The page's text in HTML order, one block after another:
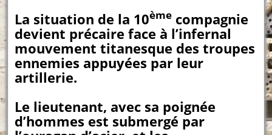
La situation de la 10ème compagnie
devient précaire face à l’infernal
mouvement titanesque des troupes
ennemies appuyées par leur
artillerie.
Le lieutenant, avec sa poignée
d’hommes est submergé par